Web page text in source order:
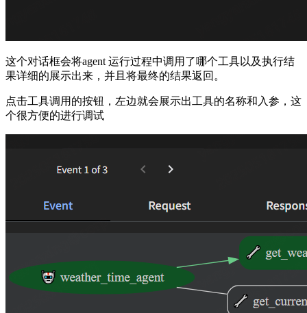
这个对话框会将agent 运行过程中调用了哪个工具以及执行结
果详细的展示出来，并且将最终的结果返回。
点击工具调用的按钮，左边就会展示出工具的名称和入参，这
个很方便的进行调试